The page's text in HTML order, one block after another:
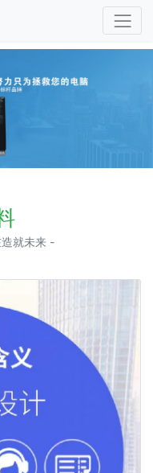
就未来 -